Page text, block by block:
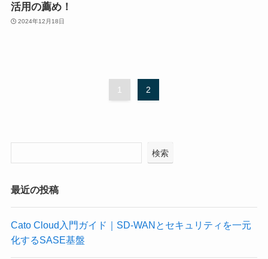
活用の薦め！
2024年12月18日
1 2
検索
最近の投稿
Cato Cloud入門ガイド｜SD-WANとセキュリティを一元
化するSASE基盤